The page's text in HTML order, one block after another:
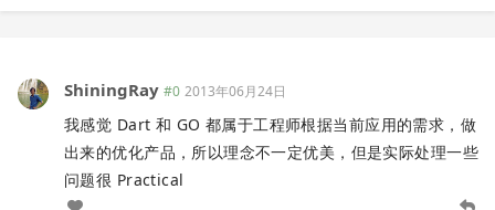
ShiningRay #0 2013年06月24日
我感觉 Dart 和 GO 都属于工程师根据当前应用的需求，做
出来的优化产品，所以理念不一定优美，但是实际处理一些
问题很 Practical